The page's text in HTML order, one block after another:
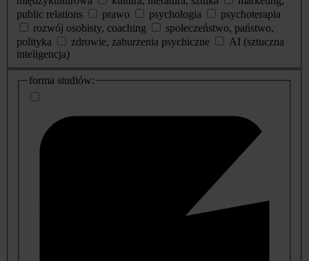
public relations
prawo psychologia
psychoterapia
rozwój osobisty, coaching
społeczeństwo, państwo,
polityka
zdrowie, zaburzenia psychiczne
AI (sztuczna
inteligencja)
dodatkowe
informacje
forma studiów: